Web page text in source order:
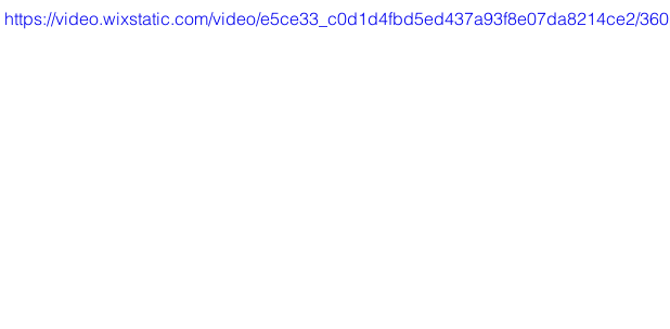
https://video.wixstatic.com/video/e5ce33_c0d1d4fbd5ed437a93f8e07da8214ce2/